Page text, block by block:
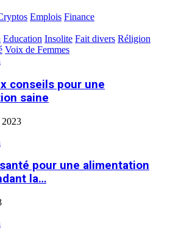
Emplois Finance
Education Insolite Fait divers Réligion
Voix de Femmes
conseils pour une
saine
2023
pour une alimentation
la…